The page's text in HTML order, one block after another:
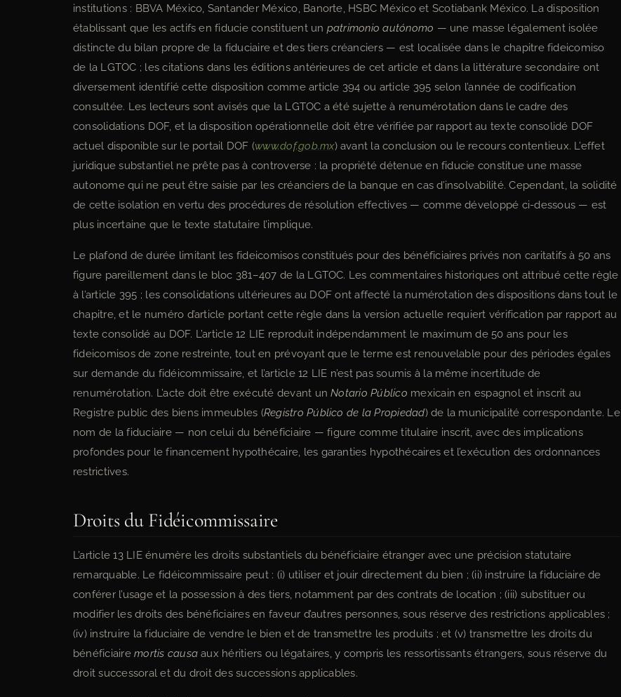
institutions : BBVA México, Santander México, Banorte, HSBC México et Scotiabank México. La disposition
établissant que les actifs en fiducie constituent un patrimonio autónomo — une masse légalement isolée
distincte du bilan propre de la fiduciaire et des tiers créanciers — est localisée dans le chapitre fideicomiso
de la LGTOC ; les citations dans les éditions antérieures de cet article et dans la littérature secondaire ont
diversement identifié cette disposition comme article 394 ou article 395 selon l’année de codification
consultée. Les lecteurs sont avisés que la LGTOC a été sujette à renumérotation dans le cadre des
consolidations DOF, et la disposition opérationnelle doit être vérifiée par rapport au texte consolidé DOF
actuel disponible sur le portail DOF (www.dof.gob.mx) avant la conclusion ou le recours contentieux. L’effet
juridique substantiel ne prête pas à controverse : la propriété détenue en fiducie constitue une masse
autonome qui ne peut être saisie par les créanciers de la banque en cas d’insolvabilité. Cependant, la solidité
de cette isolation en vertu des procédures de résolution effectives — comme développé ci-dessous — est
plus incertaine que le texte statutaire l’implique.
Le plafond de durée limitant les fideicomisos constitués pour des bénéficiaires privés non caritatifs à 50 ans
figure pareillement dans le bloc 381–407 de la LGTOC. Les commentaires historiques ont attribué cette règle
à l’article 395 ; les consolidations ultérieures au DOF ont affecté la numérotation des dispositions dans tout le
chapitre, et le numéro d’article portant cette règle dans la version actuelle requiert vérification par rapport au
texte consolidé au DOF. L’article 12 LIE reproduit indépendamment le maximum de 50 ans pour les
fideicomisos de zone restreinte, tout en prévoyant que le terme est renouvelable pour des périodes égales
sur demande du fidéicommissaire, et l’article 12 LIE n’est pas soumis à la même incertitude de
renumérotation. L’acte doit être exécuté devant unNotario Público mexicain en espagnol et inscrit au
Registre public des biens immeubles (Registro Público de la Propiedad) de la municipalité correspondante. Le
nom de la fiduciaire — non celui du bénéficiaire — figure comme titulaire inscrit, avec des implications
profondes pour le financement hypothécaire, les garanties hypothécaires et l’exécution des ordonnances
restrictives.
Droits du Fidéicommissaire
L’article 13 LIE énumère les droits substantiels du bénéficiaire étranger avec une précision statutaire
remarquable. Le fidéicommissaire peut : (i) utiliser et jouir directement du bien ; (ii) instruire la fiduciaire de
conférer l’usage et la possession à des tiers, notamment par des contrats de location ; (iii) substituer ou
modifier les droits des bénéficiaires en faveur d’autres personnes, sous réserve des restrictions applicables ;
(iv) instruire la fiduciaire de vendre le bien et de transmettre les produits ; et (v) transmettre les droits du
bénéficiairemortis causa aux héritiers ou légataires, y compris les ressortissants étrangers, sous réserve du
droit successoral et du droit des successions applicables.